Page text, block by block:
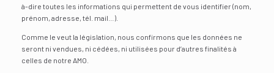
à-dire toutes les informations qui permettent de vous identifier (nom,
prénom, adresse, tél. mail…).
Comme le veut la législation, nous confirmons que les données ne
seront ni vendues, ni cédées, ni utilisées pour d’autres finalités à
celles de notre AMO.